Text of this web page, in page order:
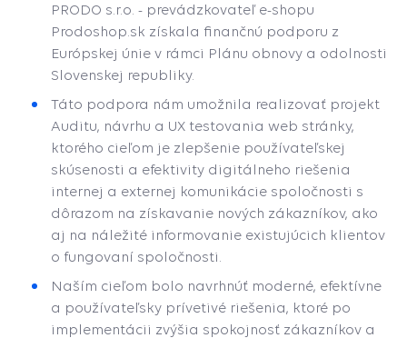
PRODO s.r.o. - prevádzkovateľ e-shopu
Prodoshop.sk získala finančnú podporu z
Európskej únie v rámci Plánu obnovy a odolnosti
Slovenskej republiky.
Táto podpora nám umožnila realizovať projekt
Auditu, návrhu a UX testovania web stránky,
ktorého cieľom je zlepšenie používateľskej
skúsenosti a efektivity digitálneho riešenia
internej a externej komunikácie spoločnosti s
dôrazom na získavanie nových zákazníkov, ako
aj na náležité informovanie existujúcich klientov
o fungovaní spoločnosti.
Naším cieľom bolo navrhnúť moderné, efektívne
a používateľsky prívetivé riešenia, ktoré po
implementácii zvýšia spokojnosť zákazníkov a